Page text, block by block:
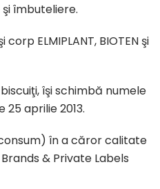
îmbuteliere.
ELMIPLANT, BIOTEN şi
îşi schimbă numele
aprilie 2013.
în a căror calitate
& Private Labels